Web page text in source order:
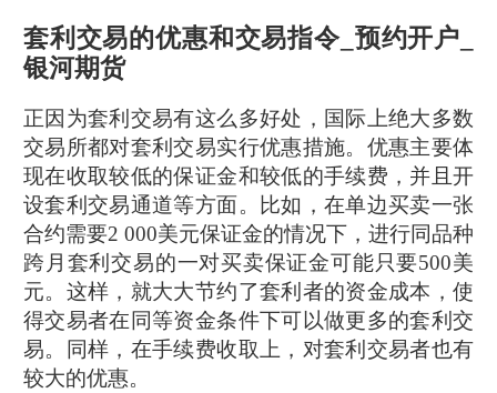
套利交易的优惠和交易指令_预约开户_
银河期货
正因为套利交易有这么多好处，国际上绝大多数
交易所都对套利交易实行优惠措施。优惠主要体
现在收取较低的保证金和较低的手续费，并且开
设套利交易通道等方面。比如，在单边买卖一张
合约需要2 000美元保证金的情况下，进行同品种
跨月套利交易的一对买卖保证金可能只要500美
元。这样，就大大节约了套利者的资金成本，使
得交易者在同等资金条件下可以做更多的套利交
易。同样，在手续费收取上，对套利交易者也有
较大的优惠。